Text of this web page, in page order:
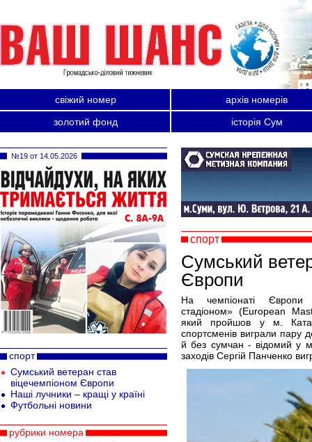
свіжий номер
архів номерів
золотий фонд
історія Сум
спорт
Сумський
Європи
На чемпіонаті
стадіоном» (European
який пройшов у м.
спортсменів виграли пару
й без сумчан - відомий у
заходів Сергій Панченко
№19 от 14.05.2026
спорт
Сумський ветеран став
віцечемпіоном Європи
Наші лучники – кращі у країні
Футбольні новини
рубрики номера